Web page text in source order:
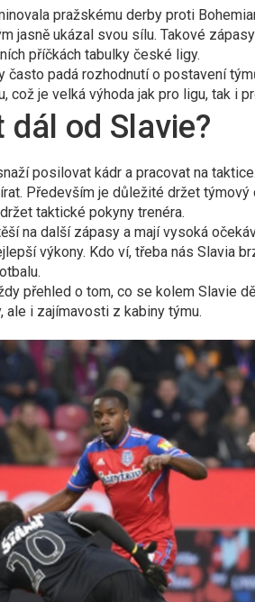
pražskému derby proti
jasně ukázal svou sílu. Takové
příčkách tabulky české ligy.
často padá rozhodnutí o postavení
což je velká výhoda jak pro ligu, tak i
dál od Slavie?
posilovat kádr a pracovat na
Především je důležité držet
taktické pokyny trenéra.
na další zápasy a mají vysoká
výkony. Kdo ví, třeba nás Slavia
přehled o tom, co se kolem Slavie
ale i zajímavosti z kabiny týmu.